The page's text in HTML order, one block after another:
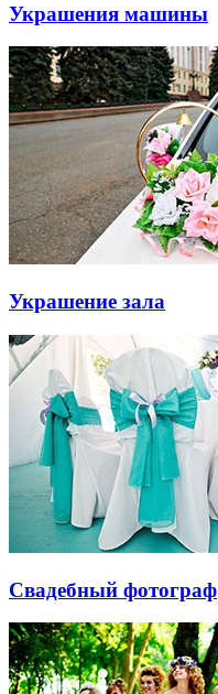
Украшения машины
Украшение зала
Свадебный фотограф